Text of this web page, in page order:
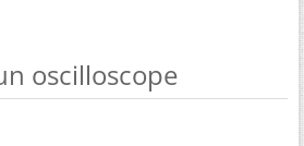
oscilloscope